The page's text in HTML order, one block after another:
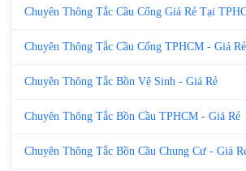
Chuyên Thông Tắc Cầu Cống Giá Rẻ Tại
Chuyên Thông Tắc Cầu Cống TPHCM - Giá Rẻ
Chuyên Thông Tắc Bồn Vệ Sinh - Giá Rẻ
Chuyên Thông Tắc Bồn Cầu TPHCM - Giá Rẻ
Chuyên Thông Tắc Bồn Cầu Chung Cư - Giá